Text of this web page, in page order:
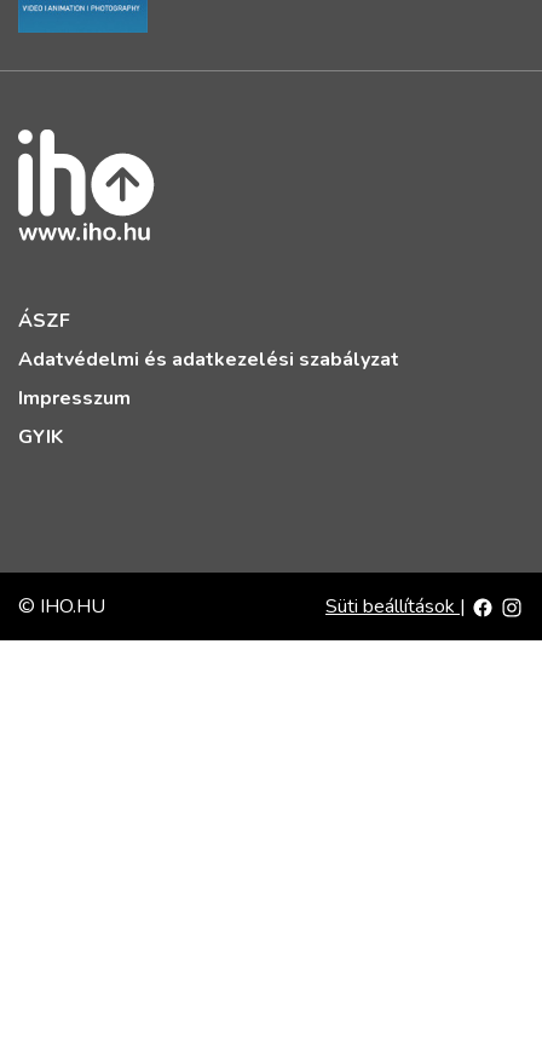
ÁSZF
Adatvédelmi és adatkezelési szabályzat
Impresszum
GYIK
© IHO.HU Süti beállítások |